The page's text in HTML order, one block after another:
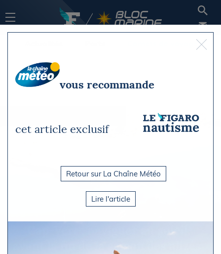
Carnets de voyage
Cap-Vert : naviguer au soleil
avant la fin de la saison des alizés
vous recommande
cet article exclusif
Retour sur La Chaîne Météo
Lire l'article